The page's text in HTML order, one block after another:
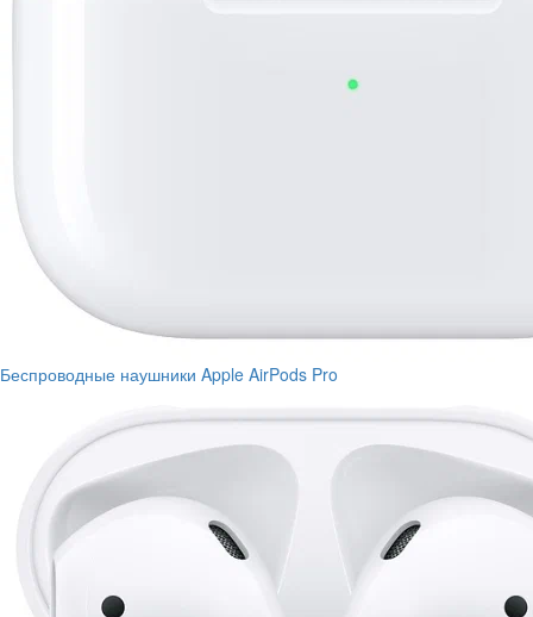
Беспроводные наушники Apple AirPods Pro